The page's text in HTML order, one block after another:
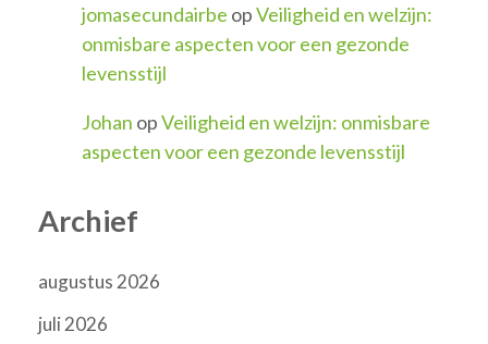
jomasecundairbe opVeiligheid en welzijn:
onmisbare aspecten voor een gezonde
levensstijl
Johan opVeiligheid en welzijn: onmisbare
aspecten voor een gezonde levensstijl
Archief
augustus 2026
juli 2026